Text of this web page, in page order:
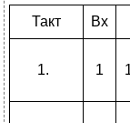
Такт Вх
1